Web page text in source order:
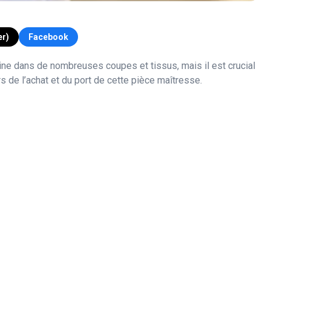
Facebook
dans de nombreuses coupes et tissus, mais il est crucial
l’achat et du port de cette pièce maîtresse.